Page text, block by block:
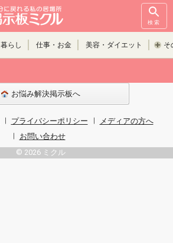
検索
暮らし 仕事・お金 美容・ダイエット そ
お悩み解決掲示板へ
プライバシーポリシー
メディアの方へ
お問い合わせ
© 2026 ミクル